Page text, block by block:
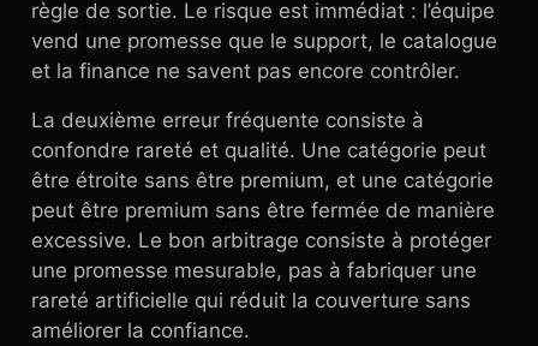
règle de sortie. Le risque est immédiat : l’équipe
vend une promesse que le support, le catalogue
et la finance ne savent pas encore contrôler.
La deuxième erreur fréquente consiste à
confondre rareté et qualité. Une catégorie peut
être étroite sans être premium, et une catégorie
peut être premium sans être fermée de manière
excessive. Le bon arbitrage consiste à protéger
une promesse mesurable, pas à fabriquer une
rareté artificielle qui réduit la couverture sans
améliorer la confiance.